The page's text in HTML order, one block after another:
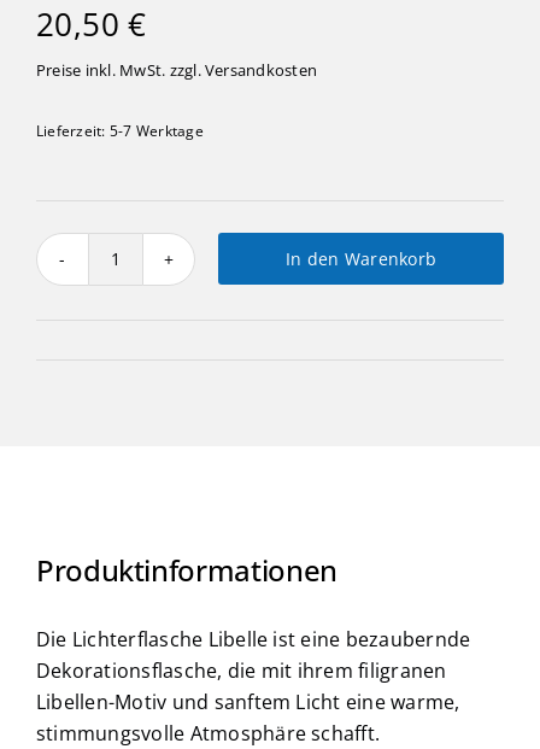
20,50€
Preise inkl. MwSt. zzgl.Versandkosten
Lieferzeit: 5-7 Werktage
Lichterflasche
In den Warenkorb
Produktinformationen
Die Lichterflasche Libelle ist eine bezaubernde
Dekorationsflasche, die mit ihrem filigranen
Libellen-Motiv und sanftem Licht eine warme,
stimmungsvolle Atmosphäre schafft.